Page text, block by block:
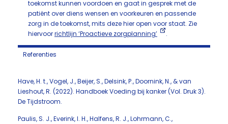
toekomst kunnen voordoen en gaat in gesprek met de
patiënt over diens wensen en voorkeuren en passende
zorg in de toekomst, mits deze hier open voor staat. Zie
hiervoorrichtlijn ‘Proactieve zorgplanning’ .
Referenties
Have, H. t., Vogel, J., Beijer, S., Delsink, P., Doornink, N., & van
Lieshout, R. (2022). Handboek Voeding bij kanker (Vol. Druk 3).
De Tijdstroom.
Paulis, S. J., Everink, I. H., Halfens, R. J., Lohrmann, C.,